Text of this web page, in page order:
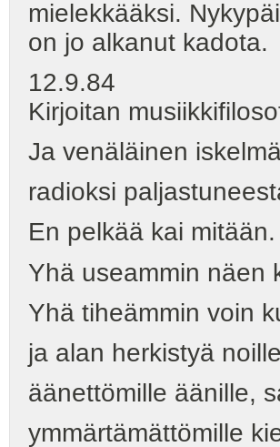
mielekkääksi.
on jo alkanut kadota.
12.9.84
Kirjoitan
Ja venäläinen
radioksi
En pelkää kai mitään.
Yhä useammin näen
Yhä tiheämmin voin
ja alan herkistyä
äänettömille äänille,
ymmärtämättömille